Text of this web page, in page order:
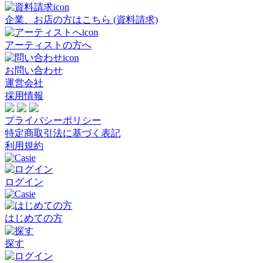
企業、お店の方はこちら (資料請求)
アーティストの方へ
お問い合わせ
運営会社
採用情報
プライバシーポリシー
特定商取引法に基づく表記
利用規約
ログイン
はじめての方
探す